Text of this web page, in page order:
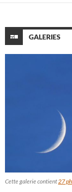
GALERIES
Cette galerie contient27